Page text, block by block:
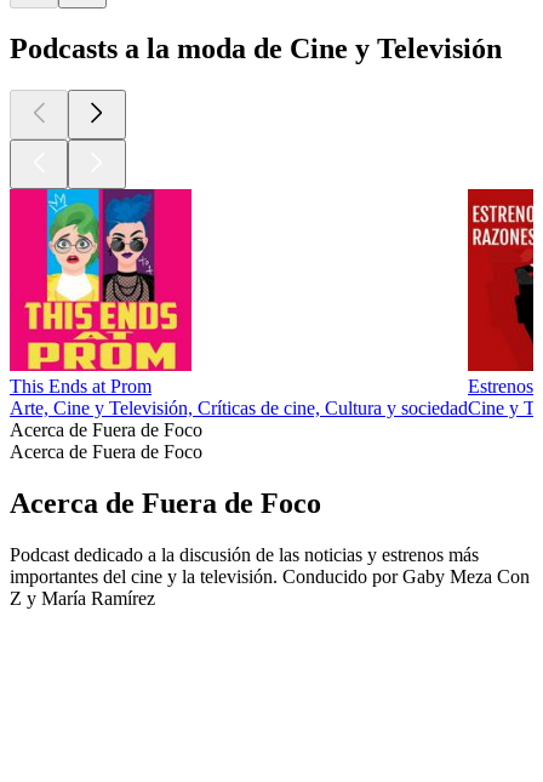
Podcasts a la moda de Cine y Televisión
This Ends at Prom
Arte, Cine y Televisión, Críticas de cine, Cultura y sociedad
Estrenos
Cine y
Acerca de Fuera de Foco
Acerca de Fuera de Foco
Acerca de Fuera de Foco
Podcast dedicado a la discusión de las noticias y estrenos más
importantes del cine y la televisión. Conducido por Gaby Meza Con
Z y María Ramírez